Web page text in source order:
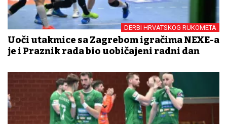
DERBI HRVATSKOG RUKOMETA
Uoči utakmice sa Zagrebom igračima NEXE-a
je i Praznik rada bio uobičajeni radni dan